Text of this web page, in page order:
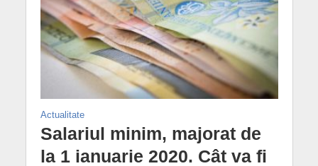
Actualitate
Salariul minim, majorat de
la 1 ianuarie 2020. Cât va fi